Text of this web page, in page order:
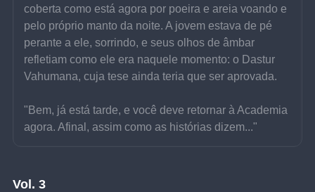
coberta como está agora por poeira e areia voando e
pelo próprio manto da noite. A jovem estava de pé
perante a ele, sorrindo, e seus olhos de âmbar
refletiam como ele era naquele momento: o Dastur
Vahumana, cuja tese ainda teria que ser aprovada.
"Bem, já está tarde, e você deve retornar à Academia
agora. Afinal, assim como as histórias dizem..."
Vol. 3